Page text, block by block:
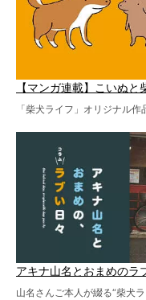
【マンガ連載】こいぬと
「柴犬ライフ」オリジナル作
アキナ山名とおまめのラ
山名さんご本人が綴る“柴犬ラ